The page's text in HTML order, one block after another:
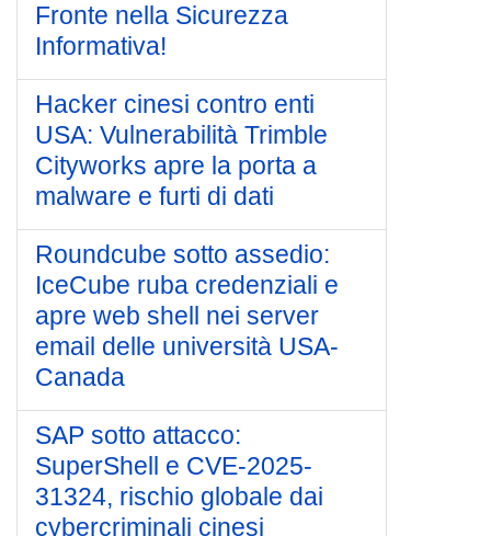
Fronte nella Sicurezza
Informativa!
Hacker cinesi contro enti
USA: Vulnerabilità Trimble
Cityworks apre la porta a
malware e furti di dati
Roundcube sotto assedio:
IceCube ruba credenziali e
apre web shell nei server
email delle università USA-
Canada
SAP sotto attacco:
SuperShell e CVE-2025-
31324, rischio globale dai
cybercriminali cinesi